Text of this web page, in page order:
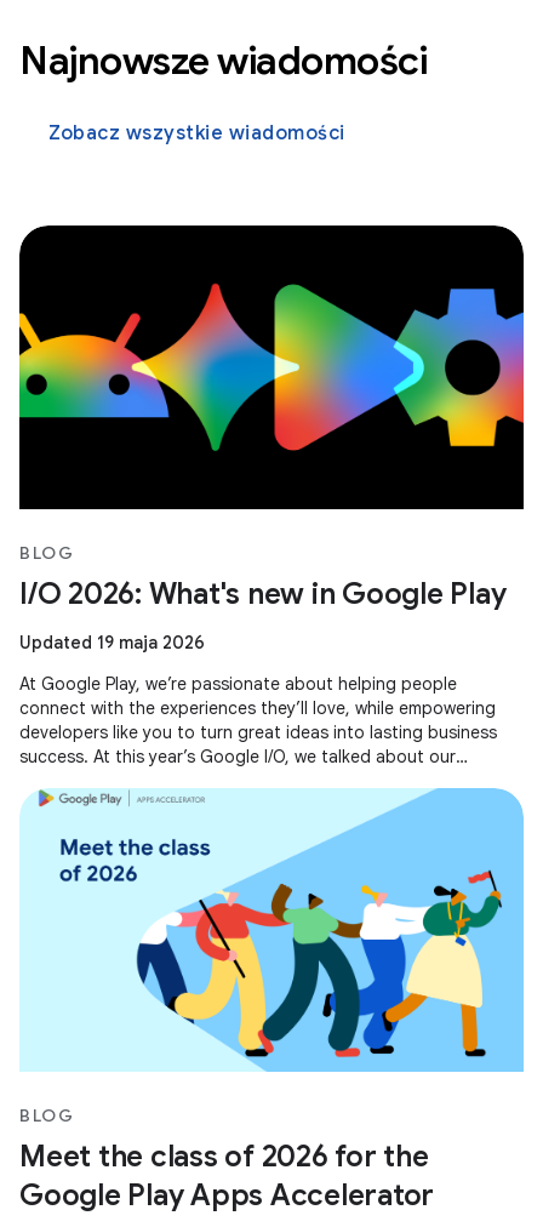
Najnowsze wiadomości
Zobacz wszystkie wiadomości
BLOG
I/O 2026: What's new in Google Play
Updated 19 maja 2026
At Google Play, we’re passionate about helping people
connect with the experiences they’ll love, while empowering
developers like you to turn great ideas into lasting business
success. At this year’s Google I/O, we talked about our
BLOG
Meet the class of 2026 for the
Google Play Apps Accelerator